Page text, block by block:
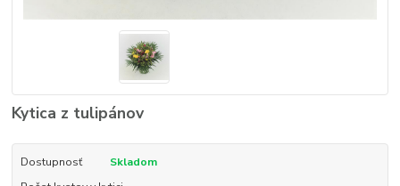
Kytica z tulipánov
Dostupnosť
Skladom